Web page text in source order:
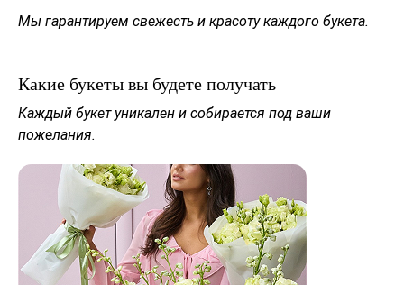
Мы гарантируем свежесть и красоту каждого букета.
Какие букеты вы будете получать
Каждый букет уникален и собирается под ваши
пожелания.